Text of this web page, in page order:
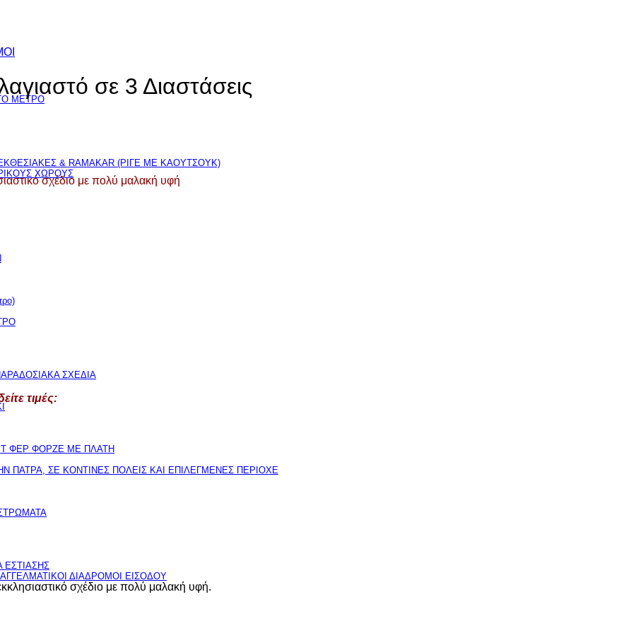
ΜΕΤΡΟ
& RAMAKAR (ΡΙΓΕ ΜΕ ΚΑΟΥΤΣΟΥΚ)
ΧΩΡΟΥΣ
ΣΧΕΔΙΑ
ΦΕΡ ΦΟΡΖΕ ΜΕ ΠΛΑΤΗ
ΠΑΤΡΑ, ΣΕ ΚΟΝΤΙΝΕΣ ΠΟΛΕΙΣ ΚΑΙ ΕΠΙΛΕΓΜΕΝΕΣ ΠΕΡΙΟΧΕ
ΔΙΑΔΡΟΜΟΙ ΕΙΣΟΔΟΥ
σε 3 Διαστάσεις
σχέδιο με πολύ μαλακή υφή
τιμές:
σχέδιο με πολύ μαλακή υφή.